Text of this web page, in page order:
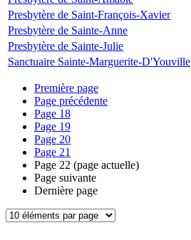
Presbytère de Saint-François-Xavier
Presbytère de Sainte-Anne
Presbytère de Sainte-Julie
Sanctuaire Sainte-Marguerite-D'Youville
Première page
Page précédente
Page 18
Page 19
Page 20
Page 21
Page 22 (page actuelle)
Page suivante
Dernière page